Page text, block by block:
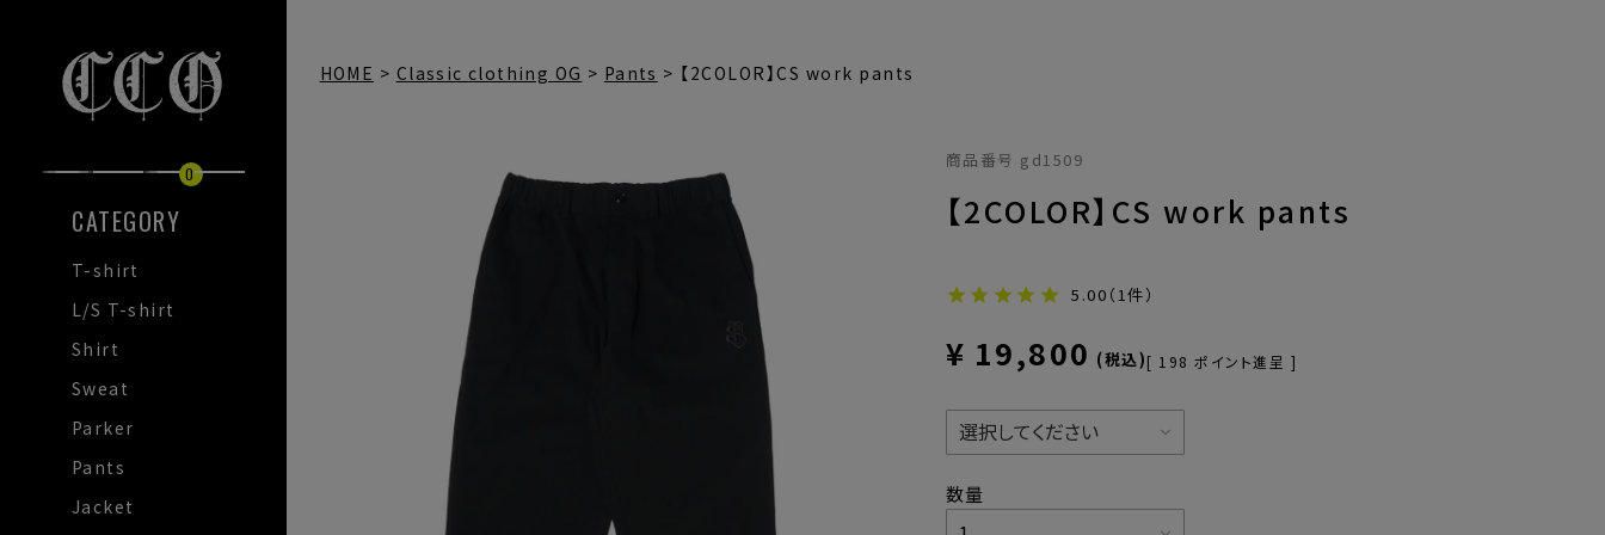
0
CATEGORY
T-shirt
L/S T-shirt
Shirt
Sweat
Parker
Pants
Jacket
HOME Classic clothing OG Pants 【2COLOR】CS work pants
商品番号 gd1509
【2COLOR】CS work pants
5.00 （1件）
¥ 19,800 税込 [ 198 ポイント進呈 ]